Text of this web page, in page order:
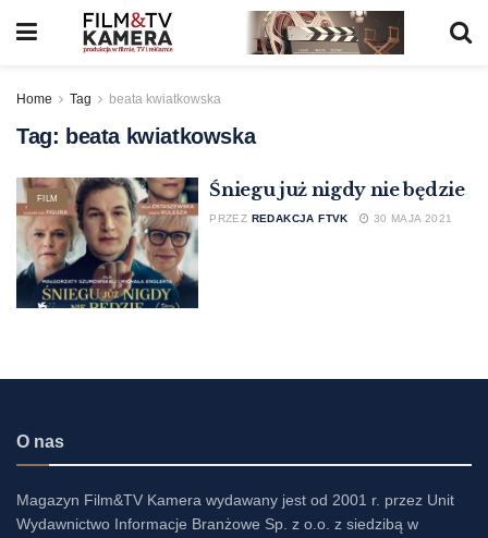
Home Tag beata kwiatkowska
Tag: beata kwiatkowska
FILM Śniegu już nigdy nie będzie
PRZEZ REDAKCJA FTVK 30 MAJA 2021
O nas
Magazyn Film&TV Kamera wydawany jest od 2001 r. przez Unit
Wydawnictwo Informacje Branżowe Sp. z o.o. z siedzibą w